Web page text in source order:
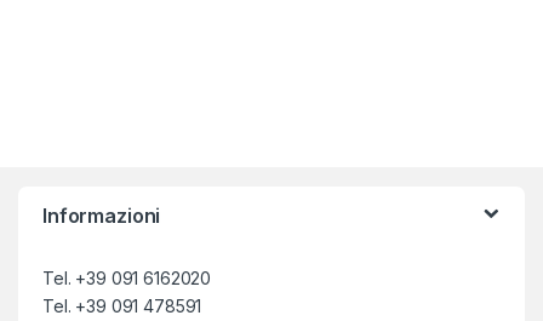
Informazioni
Tel. +39 091 6162020
Tel. +39 091 478591